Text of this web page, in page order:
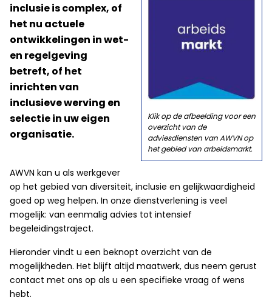
Klik op de afbeelding voor een
overzicht van de
adviesdiensten van AWVN op
het gebied van arbeidsmarkt.
inclusie is complex, of
het nu actuele
ontwikkelingen in wet-
en regelgeving
betreft, of het
inrichten van
inclusieve werving en
selectie in uw eigen
organisatie.
AWVN kan u als werkgever
op het gebied van diversiteit, inclusie en gelijkwaardigheid
goed op weg helpen. In onze dienstverlening is veel
mogelijk: van eenmalig advies tot intensief
begeleidingstraject.
Hieronder vindt u een beknopt overzicht van de
mogelijkheden. Het blijft altijd maatwerk, dus neem gerust
contact met ons op als u een specifieke vraag of wens
hebt.